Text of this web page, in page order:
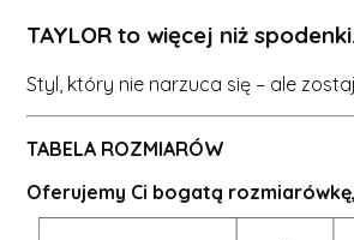
TAYLOR to więcej niż
Styl, który nie narzuca się – ale
TABELA ROZMIARÓW
Oferujemy Ci bogatą rozmiarówkę